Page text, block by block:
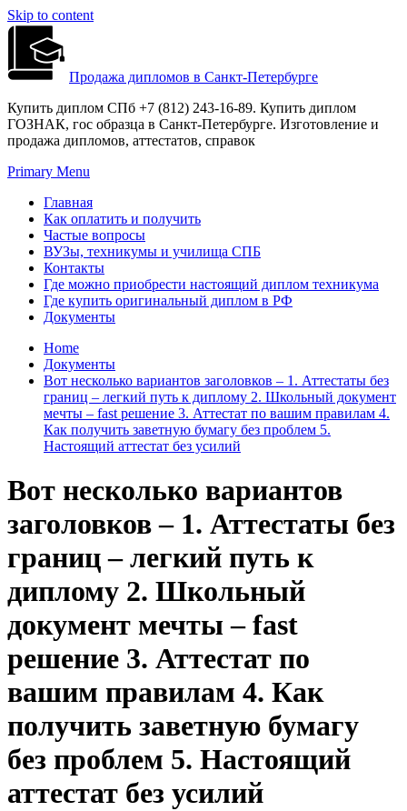
Skip to content
Продажа дипломов в Санкт-Петербурге
Купить диплом СПб +7 (812) 243-16-89. Купить диплом
ГОЗНАК, гос образца в Санкт-Петербурге. Изготовление и
продажа дипломов, аттестатов, справок
Primary Menu
Главная
Как оплатить и получить
Частые вопросы
ВУЗы, техникумы и училища СПБ
Контакты
Где можно приобрести настоящий диплом техникума
Где купить оригинальный диплом в РФ
Документы
Home
Документы
Вот несколько вариантов заголовков – 1. Аттестаты без
границ – легкий путь к диплому 2. Школьный документ
мечты – fast решение 3. Аттестат по вашим правилам 4.
Как получить заветную бумагу без проблем 5.
Настоящий аттестат без усилий
Вот несколько вариантов
заголовков – 1. Аттестаты без
границ – легкий путь к
диплому 2. Школьный
документ мечты – fast
решение 3. Аттестат по
вашим правилам 4. Как
получить заветную бумагу
без проблем 5. Настоящий
аттестат без усилий